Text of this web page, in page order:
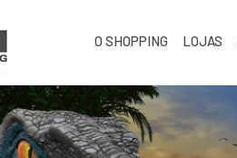
O SHOPPING LOJAS